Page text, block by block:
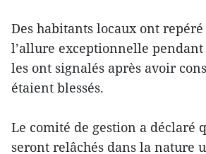
Des habitants locaux ont repéré
l’allure exceptionnelle
les ont signalés après avoir
étaient blessés.
Le comité de gestion a déclaré
seront relâchés dans la nature